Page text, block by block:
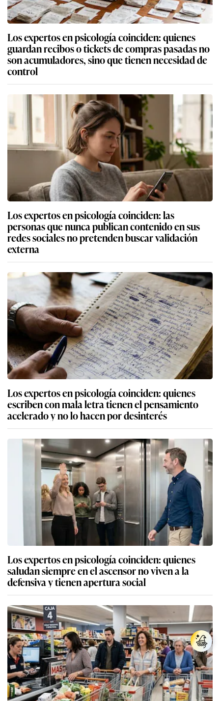
Los expertos en psicología coinciden: quienes
guardan recibos o tickets de compras pasadas no
son acumuladores, sino que tienen necesidad de
control
Los expertos en psicología coinciden: las
personas que nunca publican contenido en sus
redes sociales no pretenden buscar validación
externa
Los expertos en psicología coinciden: quienes
escriben con mala letra tienen el pensamiento
acelerado y no lo hacen por desinterés
Los expertos en psicología coinciden: quienes
saludan siempre en el ascensor no viven a la
defensiva y tienen apertura social